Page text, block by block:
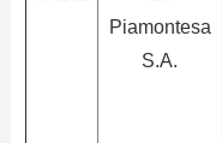
Piamontesa
S.A.